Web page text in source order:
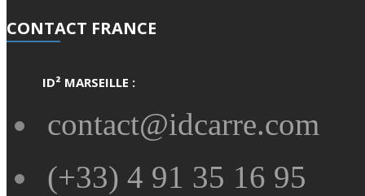
CONTACT FRANCE
ID² MARSEILLE :
contact@idcarre.com
(+33) 4 91 35 16 95